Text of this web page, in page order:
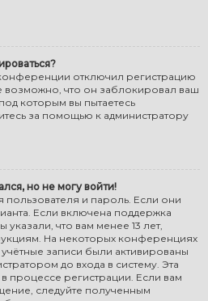
отключил регистрацию
возможно, что он заблокировал ваш
которым вы пытаетесь
за помощью к администратору
но не могу войти!
пользователя и пароль. Если они
Если включена поддержка
указали, что вам менее 13 лет,
На некоторых конференциях
записи были активированы
до входа в систему. Эта
процессе регистрации. Если вам
следуйте полученным